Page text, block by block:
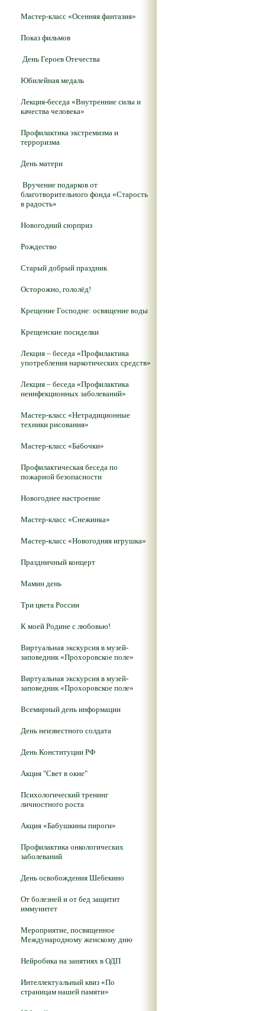
Мастер-класс «Осенняя фантазия»
Показ фильмов
День Героев Отечества
Юбилейная медаль
Лекция-беседа «Внутренние силы и
качества человека»
Профилактика экстремизма и
терроризма
День матери
Вручение подарков от
благотворительного фонда «Старость
в радость»
Новогодний сюрприз
Рождество
Старый добрый праздник
Осторожно, гололёд!
Крещение Господне: освящение воды
Крещенские посиделки
Лекция – беседа «Профилактика
употребления наркотических средств»
Лекция – беседа «Профилактика
неинфекционных заболеваний»
Мастер-класс «Нетрадиционные
техники рисования»
Мастер-класс «Бабочки»
Профилактическая беседа по
пожарной безопасности
Новогоднее настроение
Мастер-класс «Снежинка»
Мастер-класс «Новогодняя игрушка»
Праздничный концерт
Мамин день
Три цвета России
К моей Родине с любовью!
Виртуальная экскурсия в музей-
заповедник «Прохоровское поле»
Виртуальная экскурсия в музей-
заповедник «Прохоровское поле»
Всемирный день информации
День неизвестного солдата
День Конституции РФ
Акция "Свет в окне"
Психологический тренинг
личностного роста
Акция «Бабушкины пироги»
Профилактика онкологических
заболеваний
День освобождения Шебекино
От болезней и от бед защитит
иммунитет
Мероприятие, посвященное
Международному женскому дню
Нейробика на занятиях в ОДП
Интеллектуальный квиз «По
страницам нашей памяти»